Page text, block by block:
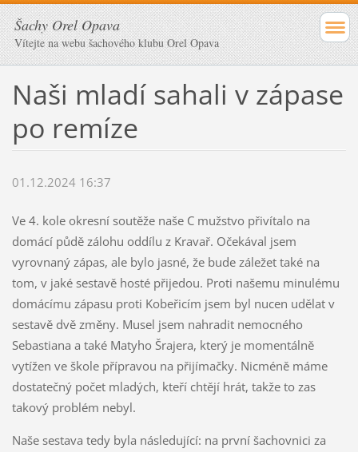
Šachy Orel Opava
Vítejte na webu šachového klubu Orel Opava
Naši mladí sahali v zápase
po remíze
01.12.2024 16:37
Ve 4. kole okresní soutěže naše C mužstvo přivítalo na
domácí půdě zálohu oddílu z Kravař. Očekával jsem
vyrovnaný zápas, ale bylo jasné, že bude záležet také na
tom, v jaké sestavě hosté přijedou. Proti našemu minulému
domácímu zápasu proti Kobeřicím jsem byl nucen udělat v
sestavě dvě změny. Musel jsem nahradit nemocného
Sebastiana a také Matyho Šrajera, který je momentálně
vytížen ve škole přípravou na přijímačky. Nicméně máme
dostatečný počet mladých, kteří chtějí hrát, takže to zas
takový problém nebyl.
Naše sestava tedy byla následující: na první šachovnici za